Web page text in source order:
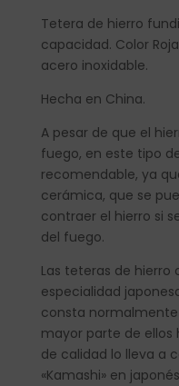
Tetera de hierro
capacidad. Color
acero inoxidable.
Hecha en China.
A pesar de que el
fuego, en este tipo
recomendable, ya
cerámica, que se
contraer el hierro si
del fuego.
Las teteras de hierro
especialidad
consta
mayor parte de ellos
de calidad lo lleva a
«Kamashi» en